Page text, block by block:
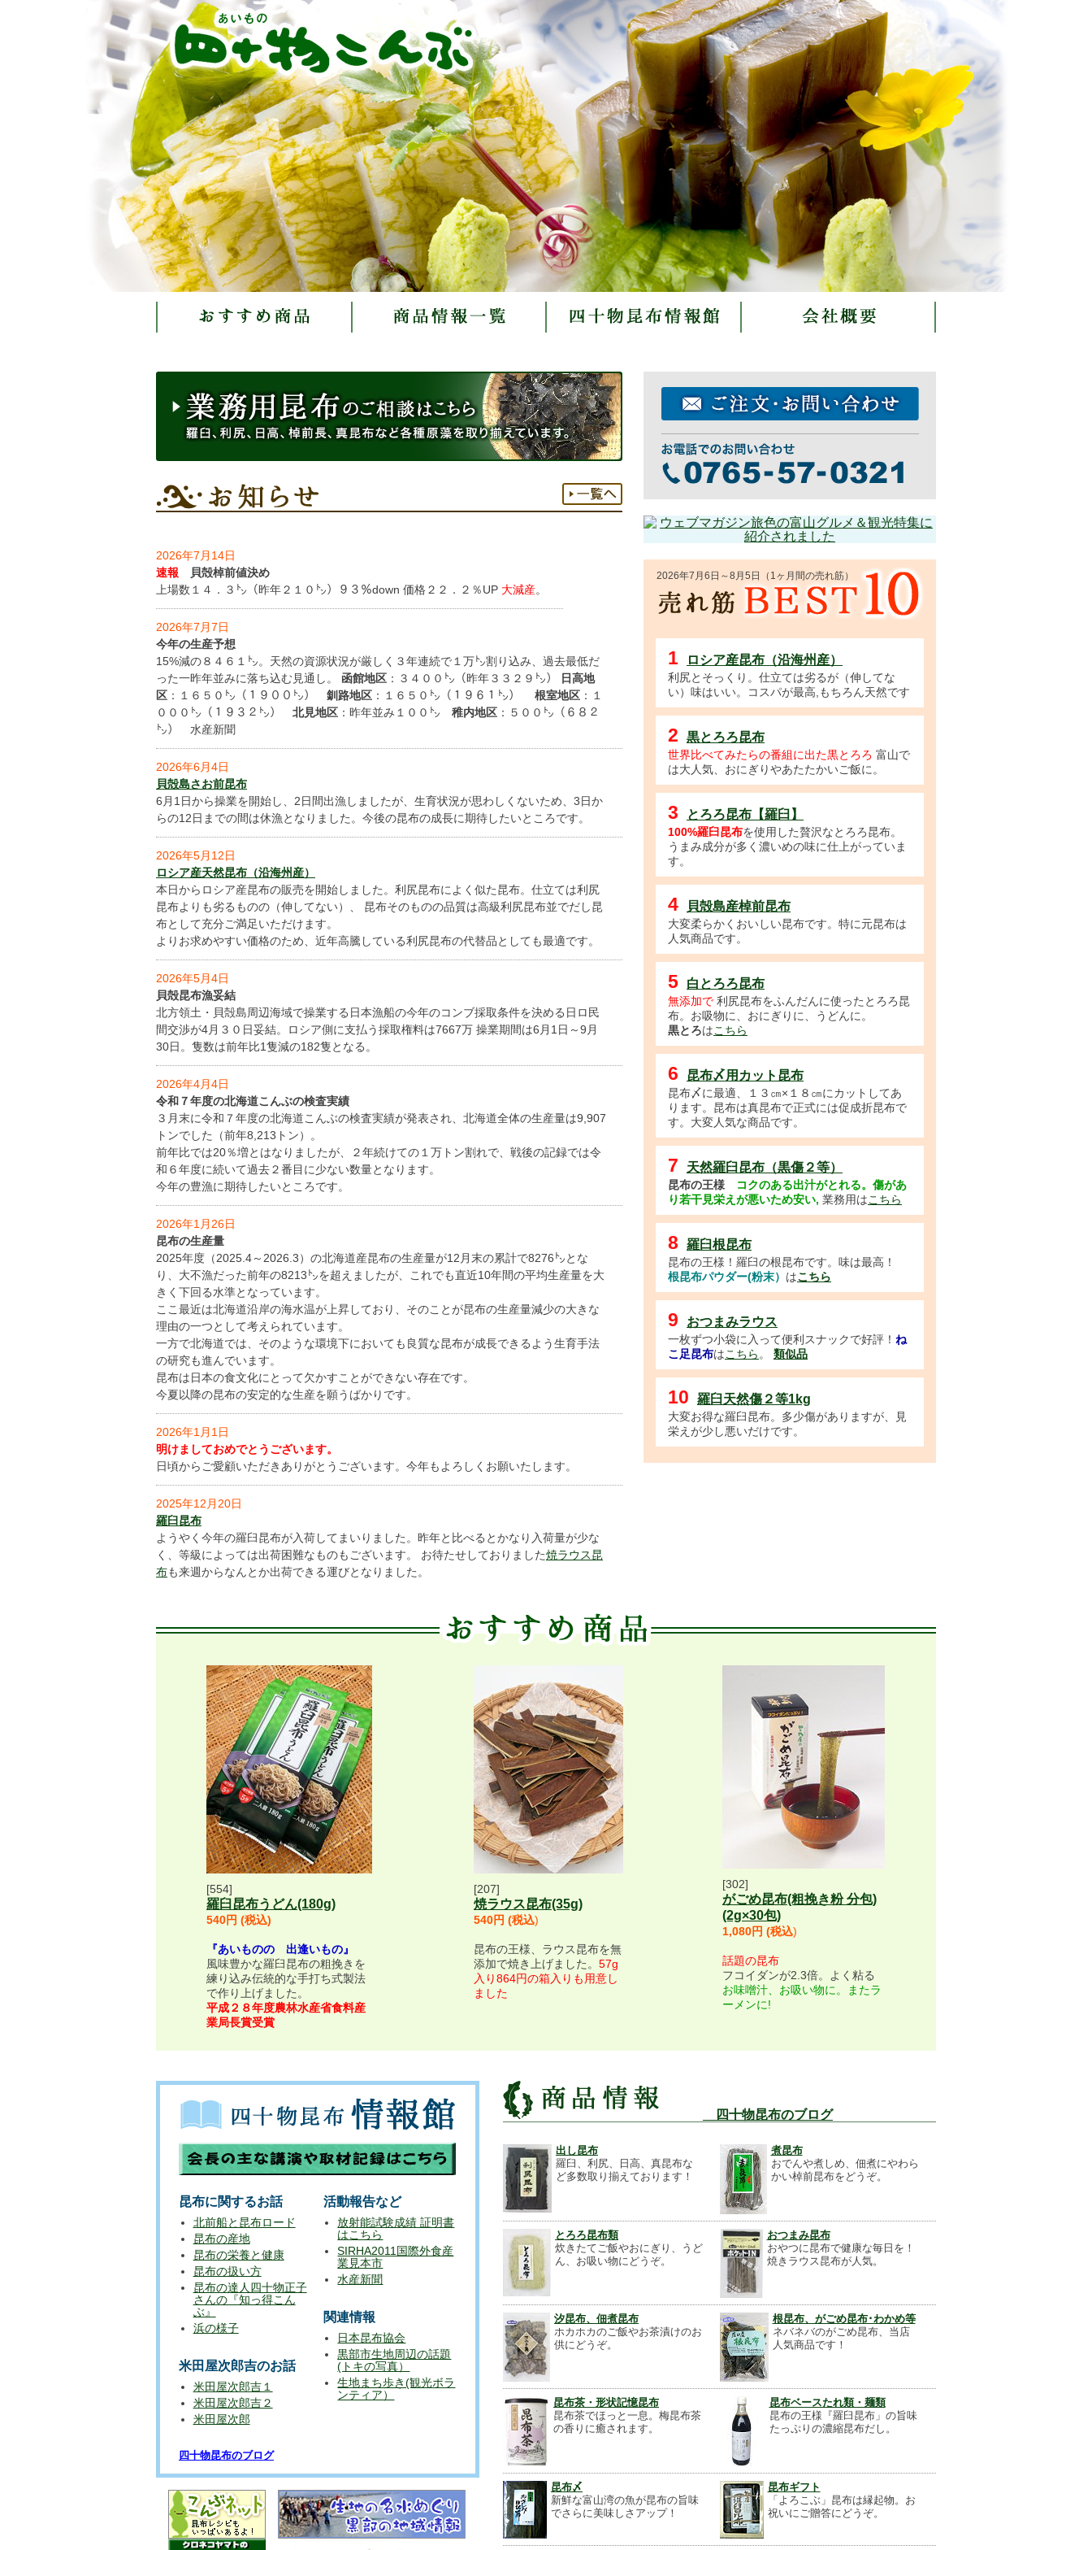
2026年7月14日
速報 貝殻棹前値決め
上場数１４．３㌧（昨年２１０㌧）９３％down 価格２２．２％UP 大減産。
2026年7月7日
今年の生産予想
15%減の８４６１㌧。天然の資源状況が厳しく３年連続で１万㌧割り込み、過去最低だ
った一昨年並みに落ち込む見通し。 函館地区 ：３４００㌧（昨年３３２９㌧）
日高地
区 ：１６５０㌧（１９００㌧） 釧路地区 ：１６５０㌧（１９６１㌧） 根室地区 ：１
０００㌧（１９３２㌧） 北見地区 ：昨年並み１００㌧ 稚内地区 ：５００㌧（６８２
㌧） 水産新聞
2026年6月4日
貝殻島さお前昆布
6月1日から操業を開始し、2日間出漁しましたが、生育状況が思わしくないため、3日か
らの12日までの間は休漁となりました。今後の昆布の成長に期待したいところです。
2026年5月12日
ロシア産天然昆布（沿海州産）
本日からロシア産昆布の販売を開始しました。利尻昆布によく似た昆布。仕立ては利尻
昆布よりも劣るものの（伸してない）、 昆布そのものの品質は高級利尻昆布並でだし昆
布として充分ご満足いただけます。
よりお求めやすい価格のため、近年高騰している利尻昆布の代替品としても最適です。
2026年5月4日
貝殻昆布漁妥結
北方領土・貝殻島周辺海域で操業する日本漁船の今年のコンブ採取条件を決める日ロ民
間交渉が4月３０日妥結。ロシア側に支払う採取権料は7667万 操業期間は6月1日～9月
30日。隻数は前年比1隻減の182隻となる。
2026年4月4日
令和７年度の北海道こんぶの検査実績
３月末に令和７年度の北海道こんぶの検査実績が発表され、北海道全体の生産量は9,907
トンでした（前年8,213トン）。
前年比では20％増とはなりましたが、２年続けての１万トン割れで、戦後の記録では令
和６年度に続いて過去２番目に少ない数量となります。
今年の豊漁に期待したいところです。
2026年1月26日
昆布の生産量
2025年度（2025.4～2026.3）の北海道産昆布の生産量が12月末の累計で8276㌧とな
り、大不漁だった前年の8213㌧を超えましたが、これでも直近10年間の平均生産量を大
きく下回る水準となっています。
ここ最近は北海道沿岸の海水温が上昇しており、そのことが昆布の生産量減少の大きな
理由の一つとして考えられています。
一方で北海道では、そのような環境下においても良質な昆布が成長できるよう生育手法
の研究も進んでいます。
昆布は日本の食文化にとって欠かすことができない存在です。
今夏以降の昆布の安定的な生産を願うばかりです。
2026年1月1日
明けましておめでとうございます。
日頃からご愛顧いただきありがとうございます。今年もよろしくお願いたします。
2025年12月20日
羅臼昆布
ようやく今年の羅臼昆布が入荷してまいりました。昨年と比べるとかなり入荷量が少な
く、等級によっては出荷困難なものもございます。 お待たせしておりました焼ラウス昆
布も来週からなんとか出荷できる運びとなりました。
羅臼昆布
羅臼昆布の入荷がかなり遅れています。減産ですが、集荷が遅れているようです。
2025年10月4日
10月2日・3日と羅臼昆布の天然・養殖の共同値決があり、前年比どちらも13％高で決ま
りました。 上場数は天然が２７ｔ、養殖が１６ｔと下方修正。
2025年9月23日
9月17日日高昆布の値決めが妥結、9日に始まり11日まで交渉がまとまらず、一時中断。
17日に再開し妥結。
前年比１５．２％高。
2025年8月13日
8月11日の水産新聞によれば、羅臼漁協の天然昆布は3月に接岸した流氷の影響で陸側漁
場の資源状況が芳しくない。養殖は7月13日から8月1日で終了。 「毛の付着状況に加
え、実入りが早いことを考慮し前倒しした」大友竜治副部会長。減産は免れない。
2025年7月15日
貝殻棹前昆布
根室貝殻棹前昆布共同値決会が7月15日に妥結しました。上場数が210トン（前年28
㌧）、価格は103.8％と値上げになりました。 （歯舞180㌧・根室12㌧・落石18㌧）。
2025年7月10日
釧路棹前昆布が7月9日共同値決会が妥結しました。上場数が81トンと生産量の割に少な
く、価格は104.2％と値上げになりました。 （東部9t・昆布森15t・厚岸16t・散布21t・
浜中19t）根室（貝殻島）棹前昆布の値決めは来週です。
2025年6月4日
貝殻島棹前コンブ
６月３日、解禁日から２日遅れで歯舞群島貝殻島周辺での棹前昆布漁がスタート。
納沙布岬から3.7km先の漁場に向けて183隻の漁船が出漁しました。
貝殻島周辺での昆布漁については、1963年にロシア（当時ソ連）との民間協定が結ばれ
ており、 今もロシアの監視船が近くを航行するなど、他の昆布漁にはない緊張感の中で
の操業が続きますが、それだけ貝殻島周辺には良質な昆布が繁茂しているということで
昨年は大減産でしたが、今年の繁茂状況は良好とのこと。
棹前昆布の漁期は約1か月間しかありませんので、今後の昆布漁が天候に恵まれることを
期待しています。
2025年5月17日
インスタグラムアカウント開設のお知らせ
当社のInstagram（インスタグラム）の公式アカウントを開設いたしました。
【Instagram公式】
アカウント名 ： aimono_konbu
2026年7月6日～8月5日（1ヶ月間の売れ筋）
1 ロシア産昆布（沿海州産）
利尻とそっくり。仕立ては劣るが（伸してな
い）味はいい。コスパが最高,もちろん天然です
2 黒とろろ昆布
世界比べてみたらの番組に出た黒とろろ 富山で
は大人気、おにぎりやあたたかいご飯に。
3 とろろ昆布【羅臼】
100%羅臼昆布を使用した贅沢なとろろ昆布。
うまみ成分が多く濃いめの味に仕上がっていま
す。
4 貝殻島産棹前昆布
大変柔らかくおいしい昆布です。特に元昆布は
人気商品です。
5 白とろろ昆布
無添加で 利尻昆布をふんだんに使ったとろろ昆
布。お吸物に、おにぎりに、うどんに。
黒とろはこちら
6 昆布〆用カット昆布
昆布〆に最適、１３㎝×１８㎝にカットしてあ
ります。昆布は真昆布で正式には促成折昆布で
す。大変人気な商品です。
7 天然羅臼昆布（黒傷２等）
昆布の王様
コクのある出汁がとれる。傷があ
り若干見栄えが悪いため安い, 業務用はこちら
8 羅臼根昆布
昆布の王様！羅臼の根昆布です。味は最高！
根昆布パウダー(粉末） はこちら
9 おつまみラウス
一枚ずつ小袋に入って便利スナックで好評！ ね
こ足昆布はこちら 。 類似品
10 羅臼天然傷２等1kg
大変お得な羅臼昆布。多少傷がありますが、見
栄えが少し悪いだけです。
[554]
羅臼昆布うどん(180g)
540円 (税込)
『あいものの 出逢いもの』
風味豊かな羅臼昆布の粗挽きを
練り込み伝統的な手打ち式製法
で作り上げました。
平成２８年度農林水産省食料産
業局長賞受賞
[207]
焼ラウス昆布(35g)
540円 (税込)
昆布の王様、ラウス昆布を無
添加で焼き上げました。 57g
入り864円の箱入りも用意し
ました
[302]
がごめ昆布(粗挽き粉 分包)
(2g×30包)
1,080円 (税込)
話題の昆布
フコイダンが2.3倍。よく粘る
お味噌汁、お吸い物に。またラ
ーメンに!
昆布に関するお話
北前船と昆布ロード
昆布の産地
昆布の栄養と健康
昆布の扱い方
昆布の達人四十物正子
さんの『知っ得こん
ぶ』
浜の様子
米田屋次郎吉のお話
米田屋次郎吉１
米田屋次郎吉２
米田屋次郎
四十物昆布のブログ
活動報告など
放射能試験成績 証明書
はこちら
SIRHA2011国際外食産
業見本市
水産新聞
関連情報
日本昆布協会
黒部市生地周辺の話題
(トキの写真）
生地まち歩き(観光ボラ
ンティア）
四十物昆布のブログ
出し昆布
羅臼、利尻、日高、真昆布な
ど多数取り揃えております！
煮昆布
おでんや煮しめ、佃煮にやわら
かい棹前昆布をどうぞ。
とろろ昆布類
炊きたてご飯やおにぎり、うど
ん、お吸い物にどうぞ。
おつまみ昆布
おやつに昆布で健康な毎日を！
焼きラウス昆布が人気。
汐昆布、佃煮昆布
ホカホカのご飯やお茶漬けのお
供にどうぞ。
根昆布、がごめ昆布･わかめ等
ネバネバのがごめ昆布、当店
人気商品です！
昆布茶・形状記憶昆布
昆布茶でほっと一息。梅昆布茶
の香りに癒されます。
昆布ベースたれ類・麺類
昆布の王様『羅臼昆布」の旨味
たっぷりの濃縮昆布だし。
昆布〆
新鮮な富山湾の魚が昆布の旨味
でさらに美味しさアップ！
昆布ギフト
「よろこぶ」昆布は縁起物。お
祝いにご贈答にどうぞ。